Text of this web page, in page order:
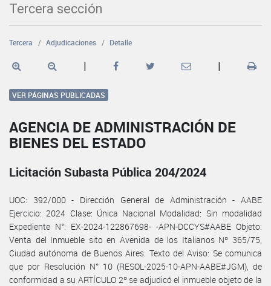
Tercera sección
Tercera Adjudicaciones Detalle
| |
VER PÁGINAS PUBLICADAS
AGENCIA DE ADMINISTRACIÓN DE
BIENES DEL ESTADO
Licitación Subasta Pública 204/2024
UOC: 392/000 - Dirección General de Administración - AABE
Ejercicio: 2024 Clase: Única Nacional Modalidad: Sin modalidad
Expediente N°: EX-2024-122867698- -APN-DCCYS#AABE Objeto:
Venta del Inmueble sito en Avenida de los Italianos Nº 365/75,
Ciudad autónoma de Buenos Aires. Texto del Aviso: Se comunica
que por Resolución N° 10 (RESOL-2025-10-APN-AABE#JGM), de
conformidad a su ARTÍCULO 2º se adjudicó el inmueble objeto de la